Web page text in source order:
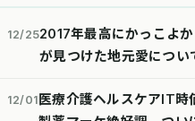
12/252017年最高にかっこよ
が見つけた地元愛につい
12/01医療介護ヘルスケアIT時